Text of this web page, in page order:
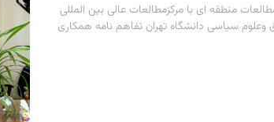
منطقه ای با مرکزمطالعات عالی بین المللی
وعلوم سیاسی دانشگاه تهران تفاهم نامه همکاری